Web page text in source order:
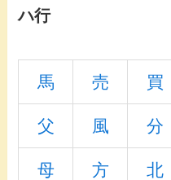
ハ行
馬 売 買
父 風 分
母 方 北